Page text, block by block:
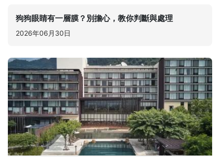
狗狗眼睛有一層膜？別擔心，教你判斷與處理
2026年06月30日